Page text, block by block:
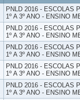
PNLD 2016 - ESCOLAS
1º A 3º ANO - ENSINO
PNLD 2016 - ESCOLAS
1º A 3º ANO - ENSINO
PNLD 2016 - ESCOLAS
1º A 3º ANO - ENSINO
PNLD 2016 - ESCOLAS
1º A 3º ANO - ENSINO
PNLD 2016 - ESCOLAS
1º A 3º ANO - ENSINO